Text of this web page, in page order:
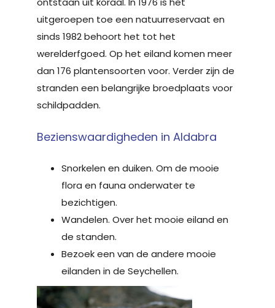
uitgeroepen toe een natuurreservaat en
sinds 1982 behoort het tot het
werelderfgoed. Op het eiland komen meer
dan 176 plantensoorten voor. Verder zijn de
stranden een belangrijke broedplaats voor
schildpadden.
Bezienswaardigheden in Aldabra
Snorkelen en duiken. Om de mooie
flora en fauna onderwater te
bezichtigen.
Wandelen. Over het mooie eiland en
de standen.
Bezoek een van de andere mooie
eilanden in de Seychellen.